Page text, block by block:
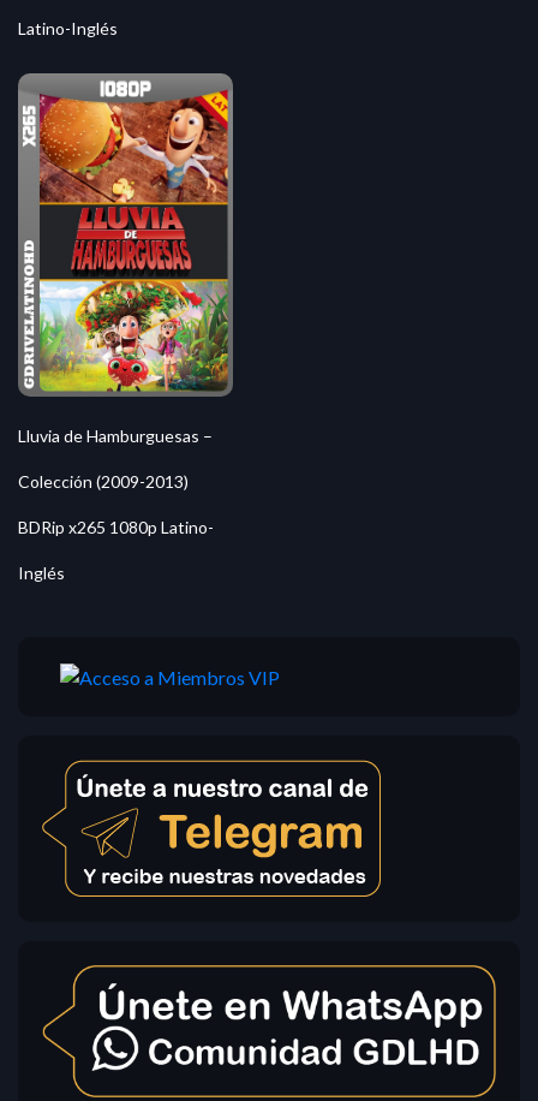
Latino-Inglés
Lluvia de Hamburguesas –
Colección (2009-2013)
BDRip x265 1080p Latino-
Inglés